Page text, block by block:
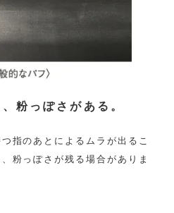
粉っぽさがある。
指のあとによるムラが出るこ
粉っぽさが残る場合がありま